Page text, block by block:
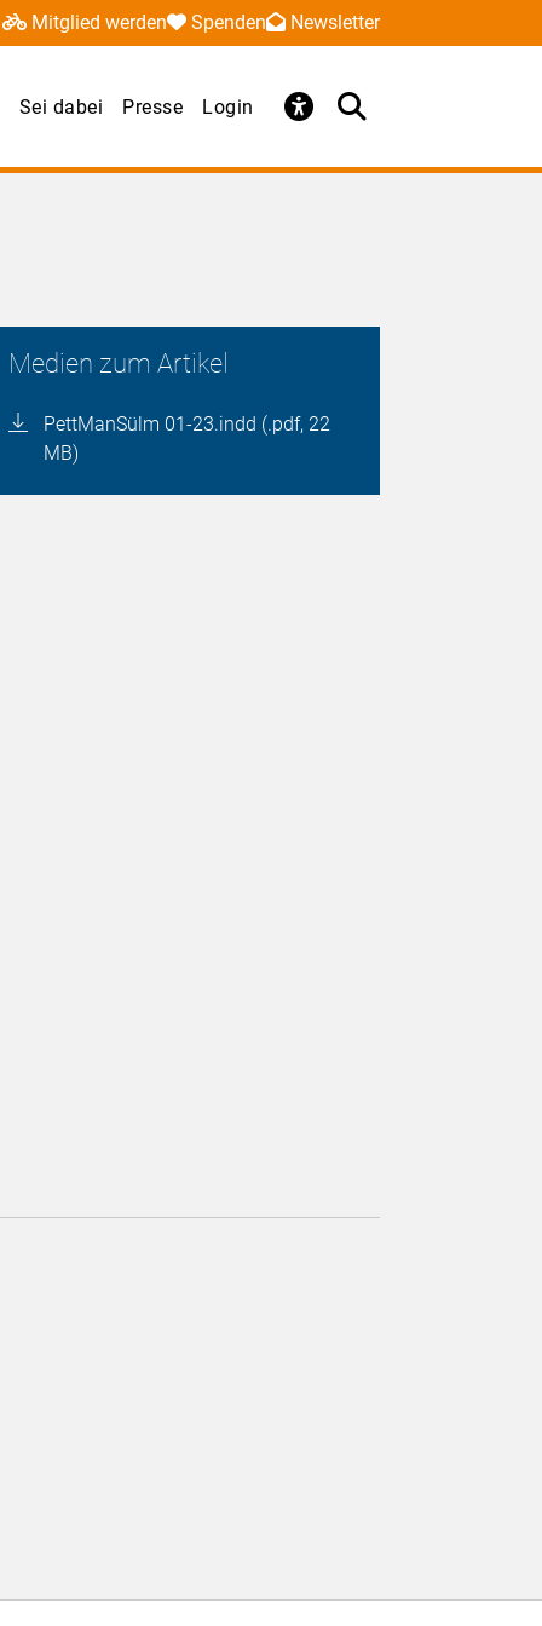
Mitglied werden Spenden Newsletter
Sei dabei Presse Login
Medien zum Artikel
PettManSülm 01-23.indd (.pdf, 22
MB)